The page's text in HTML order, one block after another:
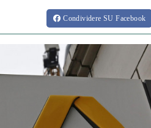
Condividere SU Facebook